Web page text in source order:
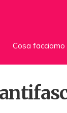
Cosa facciamo